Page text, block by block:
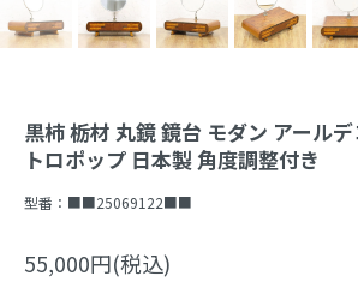
黒柿 栃材 丸鏡 鏡台 モダン アール
トロポップ 日本製 角度調整付き
型番： ■■25069122■■
55,000円(税込)